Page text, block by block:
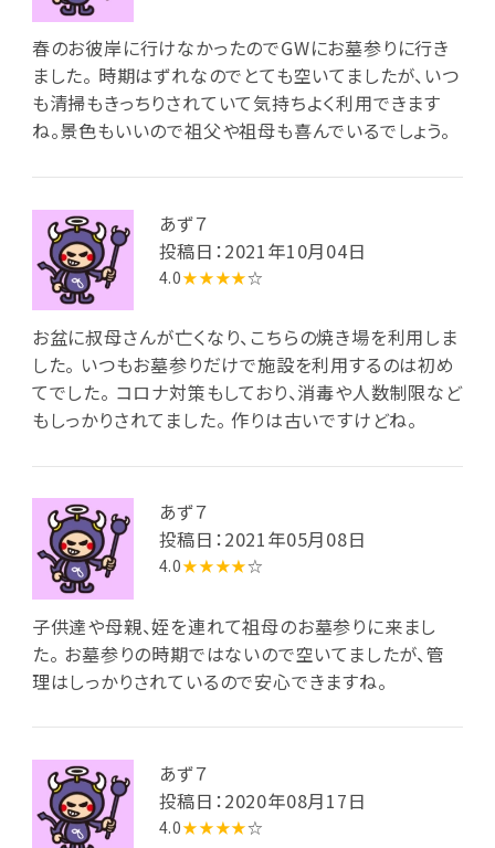
春のお彼岸に行けなかったのでGWにお墓参りに行き
ました。 時期はずれなのでとても空いてましたが、いつ
も清掃もきっちりされていて気持ちよく利用できます
ね。景色もいいので祖父や祖母も喜んでいるでしょう。
あず７
投稿日：2021年10月04日
4.0★★★★☆
お盆に叔母さんが亡くなり、こちらの焼き場を利用しま
した。 いつもお墓参りだけで施設を利用するのは初め
てでした。 コロナ対策もしており、消毒や人数制限など
もしっかりされてました。 作りは古いですけどね。
あず７
投稿日：2021年05月08日
4.0★★★★☆
子供達や母親、姪を連れて祖母のお墓参りに来まし
た。 お墓参りの時期ではないので空いてましたが、管
理はしっかりされているので安心できますね。
あず７
投稿日：2020年08月17日
4.0★★★★☆